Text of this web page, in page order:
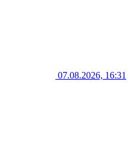
07.08.2026, 16:31